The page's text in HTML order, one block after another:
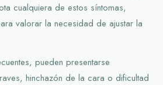
cualquiera de estos síntomas,
valorar la necesidad de ajustar la
pueden presentarse
hinchazón de la cara o dificultad